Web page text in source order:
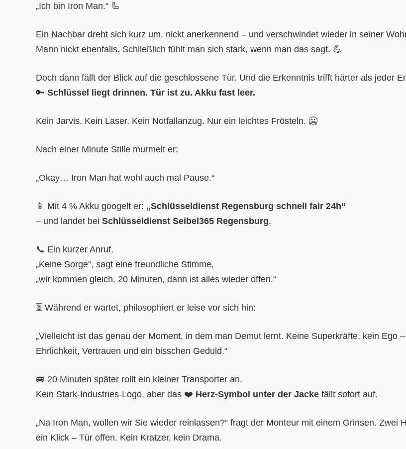
„Ich bin Iron Man.“ 🦾
Ein Nachbar dreht sich kurz um, nickt anerkennend – und verschwindet wieder in seiner
Mann nickt ebenfalls. Schließlich fühlt man sich stark, wenn man das sagt. 💪
Doch dann fällt der Blick auf die geschlossene Tür. Und die Erkenntnis trifft härter als jeder
🔑 Schlüssel liegt drinnen. Tür ist zu. Akku fast leer.
Kein Jarvis. Kein Laser. Kein Notfallanzug. Nur ein leichtes Frösteln. 🥶
Nach einer Minute Stille murmelt er:
„Okay… Iron Man hat wohl auch mal Pause.“
📱 Mit 4 % Akku googelt er: „Schlüsseldienst Regensburg schnell fair 24h“
– und landet bei Schlüsseldienst Seibel365 Regensburg.
📞 Ein kurzer Anruf.
„Keine Sorge“, sagt eine freundliche Stimme,
„wir kommen gleich. 20 Minuten, dann ist alles wieder offen.“
⏳ Während er wartet, philosophiert er leise vor sich hin:
„Vielleicht ist das genau der Moment, in dem man Demut lernt. Keine Superkräfte, kein Ego
Ehrlichkeit, Vertrauen und ein bisschen Geduld.“
🚐 20 Minuten später rollt ein kleiner Transporter an.
Kein Stark-Industries-Logo, aber das ❤️ Herz-Symbol unter der Jacke fällt sofort auf.
„Na Iron Man, wollen wir Sie wieder reinlassen?“ fragt der Monteur mit einem Grinsen. Zwei
ein Klick – Tür offen. Kein Kratzer, kein Drama.